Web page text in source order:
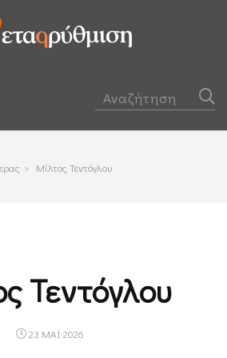
> Μίλτος Τεντόγλου
Τεντόγλου
23 ΜΑΪ 2026